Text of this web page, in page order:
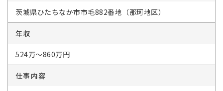
茨城県ひたちなか市市毛882番地（那珂地区）
年収
524万～860万円
仕事内容